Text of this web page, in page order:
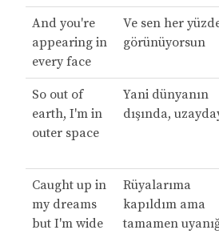
And you're
appearing in
every face
Ve sen her
görünüyorsun
So out of
earth, I'm in
outer space
Yani dünyanın
dışında,
Caught up in
my dreams
but I'm wide
Rüyalarıma
kapıldım ama
tamamen